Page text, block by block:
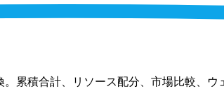
累積合計、リソース配分、市場比較、